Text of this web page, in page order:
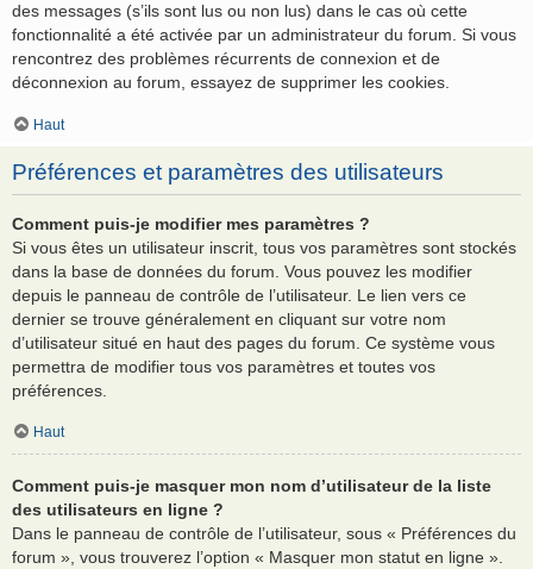
des messages (s’ils sont lus ou non lus) dans le cas où cette
fonctionnalité a été activée par un administrateur du forum. Si vous
rencontrez des problèmes récurrents de connexion et de
déconnexion au forum, essayez de supprimer les cookies.
Haut
Préférences et paramètres des utilisateurs
Comment puis-je modifier mes paramètres ?
Si vous êtes un utilisateur inscrit, tous vos paramètres sont stockés
dans la base de données du forum. Vous pouvez les modifier
depuis le panneau de contrôle de l’utilisateur. Le lien vers ce
dernier se trouve généralement en cliquant sur votre nom
d’utilisateur situé en haut des pages du forum. Ce système vous
permettra de modifier tous vos paramètres et toutes vos
préférences.
Haut
Comment puis-je masquer mon nom d’utilisateur de la liste
des utilisateurs en ligne ?
Dans le panneau de contrôle de l’utilisateur, sous « Préférences du
forum », vous trouverez l’option « Masquer mon statut en ligne ».